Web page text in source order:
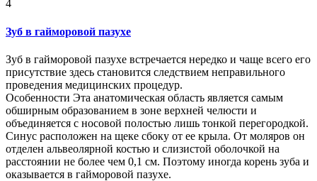
4
Зуб в гайморовой пазухе
Зуб в гайморовой пазухе встречается нередко и чаще всего его
присутствие здесь становится следствием неправильного
проведения медицинских процедур.
Особенности Эта анатомическая область является самым
обширным образованием в зоне верхней челюсти и
объединяется с носовой полостью лишь тонкой перегородкой.
Синус расположен на щеке сбоку от ее крыла. От моляров он
отделен альвеолярной костью и слизистой оболочкой на
расстоянии не более чем 0,1 см. Поэтому иногда корень зуба и
оказывается в гайморовой пазухе.